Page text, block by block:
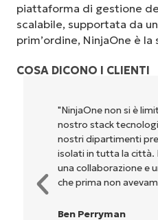
piattaforma di gestione
scalabile, supportata da
prim’ordine, NinjaOne è
COSA DICONO I CLIENTI
"NinjaOne
proprietari e agli
lavoriamo, di
vantaggio per
Rory McCune